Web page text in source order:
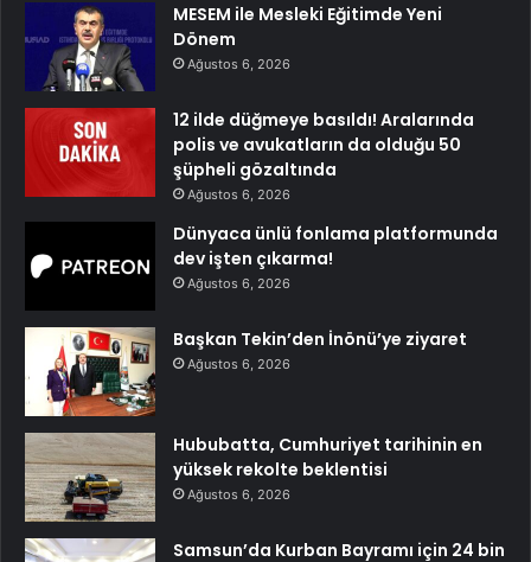
MESEM ile Mesleki Eğitimde Yeni
Dönem
Ağustos 6, 2026
12 ilde düğmeye basıldı! Aralarında
polis ve avukatların da olduğu 50
şüpheli gözaltında
Ağustos 6, 2026
Dünyaca ünlü fonlama platformunda
dev işten çıkarma!
Ağustos 6, 2026
Başkan Tekin’den İnönü’ye ziyaret
Ağustos 6, 2026
Hububatta, Cumhuriyet tarihinin en
yüksek rekolte beklentisi
Ağustos 6, 2026
Samsun’da Kurban Bayramı için 24 bin